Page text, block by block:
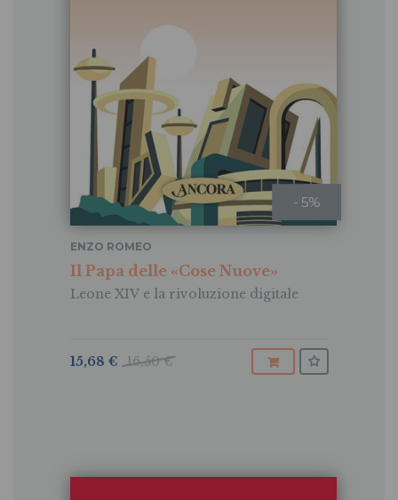
- 5%
Il Papa delle «Cose Nuove»
Leone XIV e la rivoluzione digitale
ENZO ROMEO
16,50 €
15,68 €